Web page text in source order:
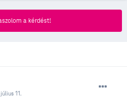
a kérdést!
11.